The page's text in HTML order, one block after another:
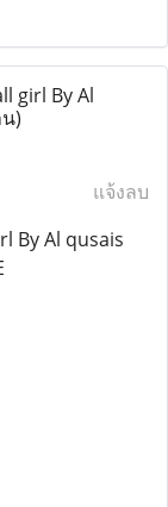
girl By Al
)
แจ้งลบ
By Al qusais